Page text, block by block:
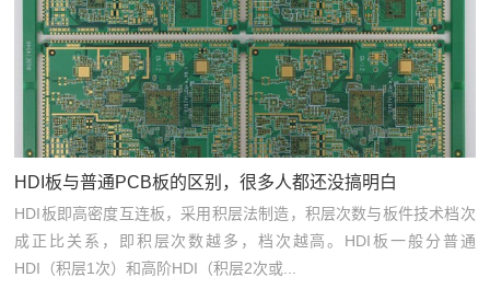
HDI板与普通PCB板的区别，很多人都还没搞明白
HDI板即高密度互连板，采用积层法制造，积层次数与板件技术档次
成正比关系，即积层次数越多，档次越高。HDI板一般分普通
HDI（积层1次）和高阶HDI（积层2次或...